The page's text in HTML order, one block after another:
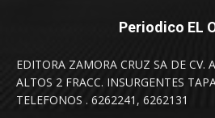
Periodico EL
EDITORA ZAMORA CRUZ SA DE CV.
ALTOS 2 FRACC. INSURGENTES
TELEFONOS . 6262241, 6262131